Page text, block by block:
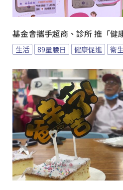
基金會攜手超商、診所 推「健
生活 89量腰日 健康促進 衛